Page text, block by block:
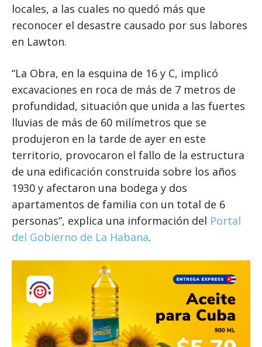
locales, a las cuales no quedó más que
reconocer el desastre causado por sus labores
en Lawton.
“La Obra, en la esquina de 16 y C, implicó
excavaciones en roca de más de 7 metros de
profundidad, situación que unida a las fuertes
lluvias de más de 60 milímetros que se
produjeron en la tarde de ayer en este
territorio, provocaron el fallo de la estructura
de una edificación construida sobre los años
1930 y afectaron una bodega y dos
apartamentos de familia con un total de 6
personas”, explica una información del Portal
del Gobierno de La Habana.